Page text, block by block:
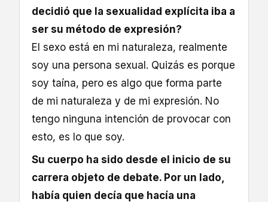
decidió que la sexualidad explícita iba a
ser su método de expresión?
El sexo está en mi naturaleza, realmente
soy una persona sexual. Quizás es porque
soy taína, pero es algo que forma parte
de mi naturaleza y de mi expresión. No
tengo ninguna intención de provocar con
esto, es lo que soy.
Su cuerpo ha sido desde el inicio de su
carrera objeto de debate. Por un lado,
había quien decía que hacía una